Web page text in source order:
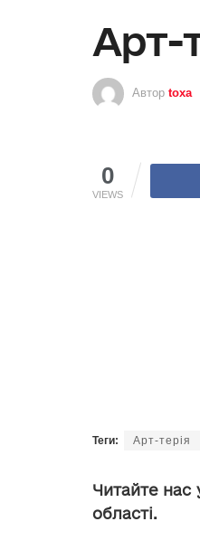
Aрт-
Автор toxa
0
VIEWS
Теги: Aрт-терія
Читайте нас
області.